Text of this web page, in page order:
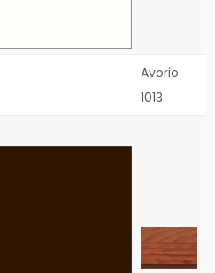
Avorio
1013